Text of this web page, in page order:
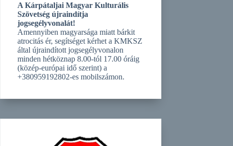
A Kárpátaljai Magyar Kulturális
Szövetség újraindítja
jogsegélyvonalát!
Amennyiben magyarsága miatt bárkit
atrocitás ér, segítséget kérhet a KMKSZ
által újraindított jogsegélyvonalon
minden hétköznap 8.00-tól 17.00 óráig
(közép-európai idő szerint) a
+380959192802-es mobilszámon.